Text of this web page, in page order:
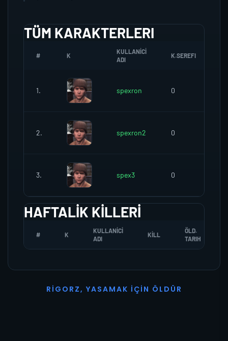
TÜM KARAKTERLERI
# K
KULLANICI
ADI
K.SEREFI
1. spexron 0
2. spexron2 0
3. spex3 0
HAFTALIK KILLERI
# K
KULLANICI
ADI
KILL
ÖLD.
TARIH
R I G O R Z, YASAMAK İ ÇI N Ö L D Ü R